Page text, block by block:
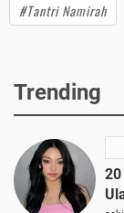
#Tantri Namirah
Trending